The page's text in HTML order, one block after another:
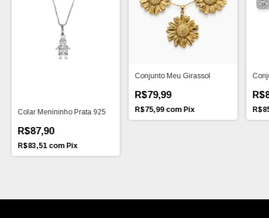
Colar Menininho Prata 925
R$87,90
R$83,51 com Pix
Conjunto Meu Girassol
R$79,99
R$75,99 com Pix